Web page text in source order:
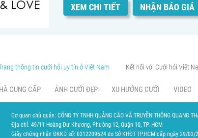
XEM CHI TIẾT
NHẬN BÁO GIÁ
thông tin cưới hỏi uy tín ở Việt Nam Kết nối với Cưới hỏi Việt
CUNG CẤP ẢNH CƯỚI ĐẸP XU HƯỚNG CƯỚI VIDEO
Cơ quan chủ quản: CÔNG TY TNHH QUẢNG CÁO VÀ TRUYỀN THÔNG QUANG
Địa chỉ: 49/11 Hoàng Dư Khương, Phường 12, Quận 10, TP. HCM
Giấy chứng nhận ĐKKD số: 0312209624 do Sở KHĐT TP.HCM cấp ngày 29/03/